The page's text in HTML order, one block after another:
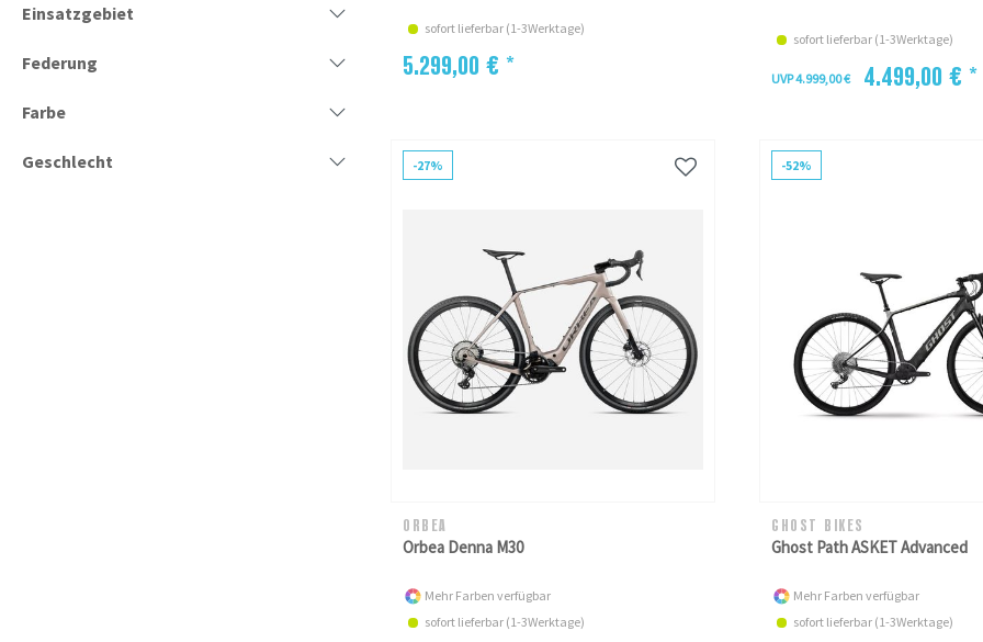
Einsatzgebiet
Federung
Farbe
Geschlecht
sofort lieferbar (1-3Werktage)
5.299,00 € *
sofort lieferbar (1-3Werktage)
UVP 4.999,00 € 4.499,00 € *
-27%
ORBEA
Orbea Denna M30
Mehr Farben verfügbar
sofort lieferbar (1-3Werktage)
-52%
GHOST BIKES
Ghost Path ASKET Advanced
Mehr Farben verfügbar
sofort lieferbar (1-3Werktage)